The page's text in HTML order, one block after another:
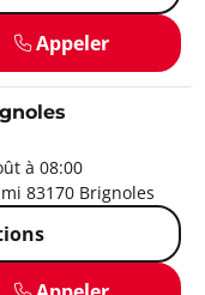
Appeler
à 08:00
83170 Brignoles